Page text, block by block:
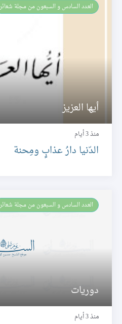
العـدد السادس و السبعون من مجلة شعائر
أيها العزيز
منذ 3 أيام
الدّنيا دارُ عذابٍ ومِحنة
العـدد السادس و السبعون من مجلة شعائر
دوريات
منذ 3 أيام